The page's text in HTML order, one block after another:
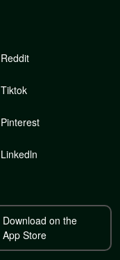
Reddit
Tiktok
Pinterest
Linkedln
Download on the
App Store